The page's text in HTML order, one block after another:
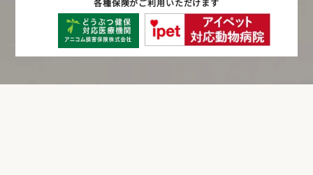
各種保険がご利用いただけます